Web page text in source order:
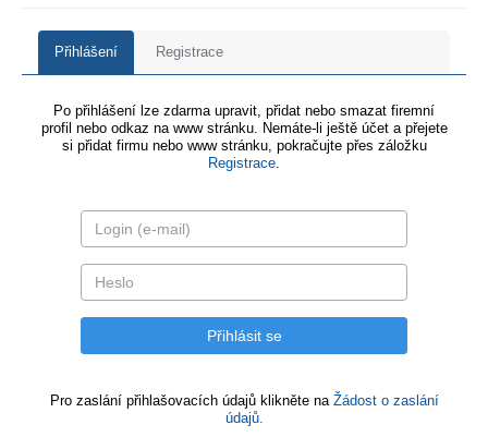
Přihlášení Registrace
Po přihlášení lze zdarma upravit, přidat nebo smazat firemní
profil nebo odkaz na www stránku. Nemáte-li ještě účet a přejete
si přidat firmu nebo www stránku, pokračujte přes záložku
Registrace.
Pro zaslání přihlašovacích údajů klikněte na Žádost o zaslání
údajů.